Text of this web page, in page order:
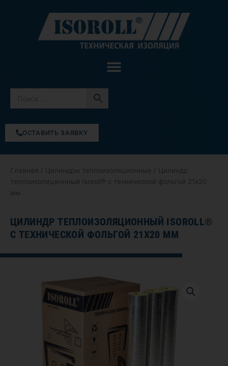
содержимому
ОСТАВИТЬ ЗАЯВКУ
Главная Цилиндры теплоизоляционные / Цилиндр
теплоизоляционный Isoroll® с технической фольгой 21х20
мм
ЦИЛИНДР ТЕПЛОИЗОЛЯЦИОННЫЙ ISOROLL®
С ТЕХНИЧЕСКОЙ ФОЛЬГОЙ 21Х20 ММ